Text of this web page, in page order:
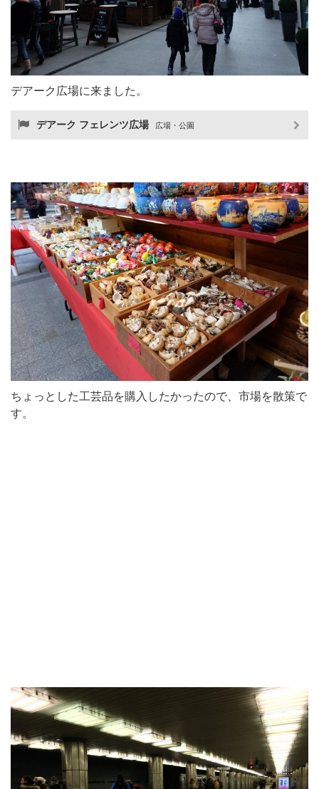
デアーク広場に来ました。
デアーク フェレンツ広場 広場・公園
ちょっとした工芸品を購入したかったので、市場を散策で
す。